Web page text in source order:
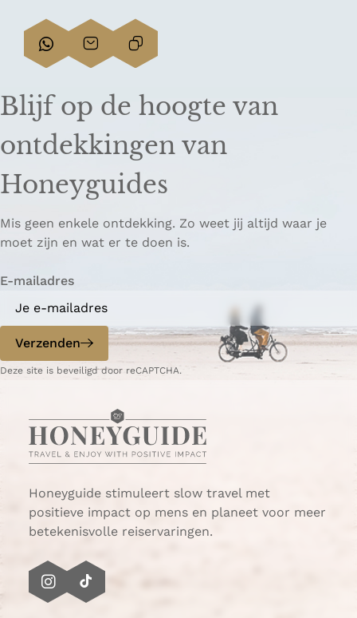
D
e
l
e
e
a
g
n
p
W
h
t
s
A
p
D
e
l
e
e
p
a
g
p
e
-
a
l
L
i
k
o
i
r
e
Blijf op de hoogte van
ontdekkingen van
Honeyguides
Mis geen enkele ontdekking. Zo weet jij altijd waar je
moet zijn en wat er te doen is.
E-mailadres
Verzenden
Deze site is beveiligd door reCAPTCHA.
Honeyguide stimuleert slow travel met
positieve impact op mens en planeet voor meer
betekenisvolle reiservaringen.
I
T